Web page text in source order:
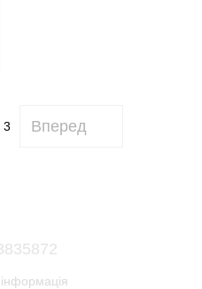
3 Вперед